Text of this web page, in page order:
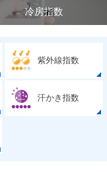
冷房指数
紫外線指数
汗かき指数